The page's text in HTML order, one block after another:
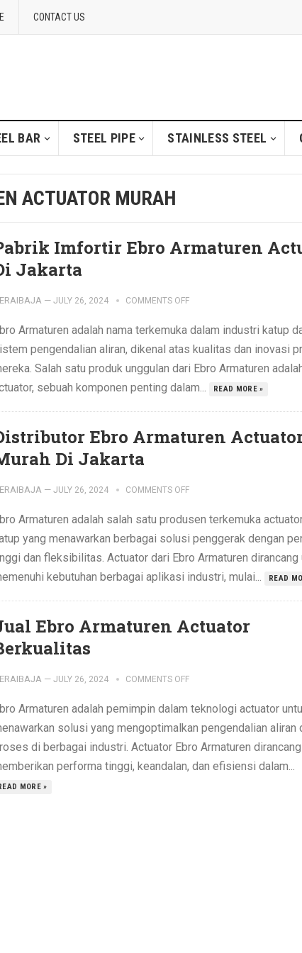
CONTACT US
BAR STEEL PIPE STAINLESS STEEL
ACTUATOR MURAH
Imfortir Ebro Armaturen
Jakarta
— JULY 26, 2024 COMMENTS OFF
Armaturen adalah nama terkemuka dalam industri katup
pengendalian aliran, dikenal atas kualitas dan inovasi
Salah satu produk unggulan dari Ebro Armaturen
sebuah komponen penting dalam...
READ MORE »
Ebro Armaturen
Di Jakarta
— JULY 26, 2024 COMMENTS OFF
Armaturen adalah salah satu produsen terkemuka
yang menawarkan berbagai solusi penggerak dengan
dan fleksibilitas. Actuator dari Ebro Armaturen dirancang
kebutuhan berbagai aplikasi industri, mulai...
READ
Ebro Armaturen Actuator
— JULY 26, 2024 COMMENTS OFF
Armaturen adalah pemimpin dalam teknologi actuator
solusi yang mengoptimalkan pengendalian aliran
di berbagai industri. Actuator Ebro Armaturen
performa tinggi, keandalan, dan efisiensi dalam...
MORE »